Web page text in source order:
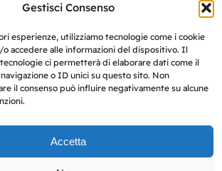
Gestisci Consenso
esperienze, utilizziamo tecnologie come i cookie
accedere alle informazioni del dispositivo. Il
ci permetterà di elaborare dati come il
o ID unici su questo sito. Non
il consenso può influire negativamente su alcune
Accetta
testata registrata presso il tribunale di